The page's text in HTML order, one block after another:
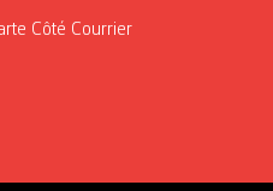
Côté Courrier